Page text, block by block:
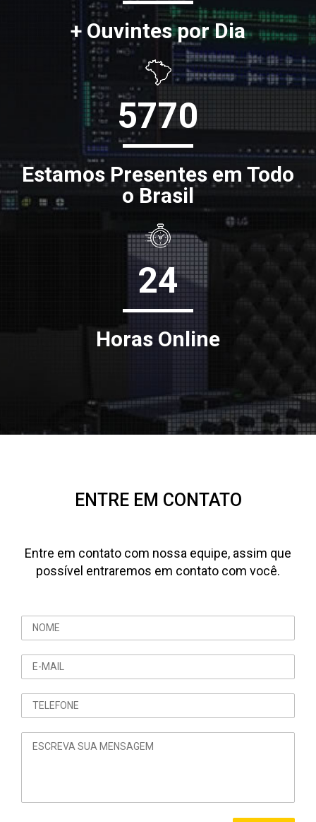
+ Ouvintes por Dia
5770
Estamos Presentes em Todo
o Brasil
24
Horas Online
ENTRE EM CONTATO
Entre em contato com nossa equipe, assim que
possível entraremos em contato com você.